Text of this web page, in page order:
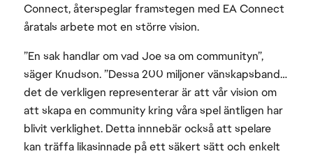
Connect, återspeglar framstegen med EA Connect
åratals arbete mot en större vision.
”En sak handlar om vad Joe sa om communityn”,
säger Knudson. ”Dessa 200 miljoner vänskapsband…
det de verkligen representerar är att vår vision om
att skapa en community kring våra spel äntligen har
blivit verklighet. Detta innnebär också att spelare
kan träffa likasinnade på ett säkert sätt och enkelt